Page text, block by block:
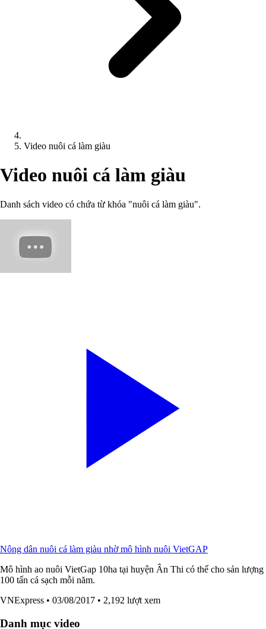
Video nuôi cá làm giàu
Video nuôi cá làm giàu
Danh sách video có chứa từ khóa "nuôi cá làm giàu".
Nông dân nuôi cá làm giàu nhờ mô hình nuôi VietGAP
Mô hình ao nuôi VietGap 10ha tại huyện Ân Thi có thể cho sản lượng
100 tấn cá sạch mỗi năm.
VNExpress • 03/08/2017 • 2,192 lượt xem
Danh mục video